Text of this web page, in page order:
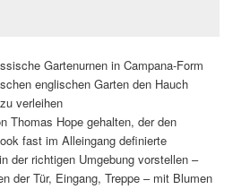
Gartenurnen in Campana-Form
englischen Garten den Hauch
verleihen
Thomas Hope gehalten, der den
fast im Alleingang definierte
der richtigen Umgebung vorstellen –
der Tür, Eingang, Treppe – mit Blumen